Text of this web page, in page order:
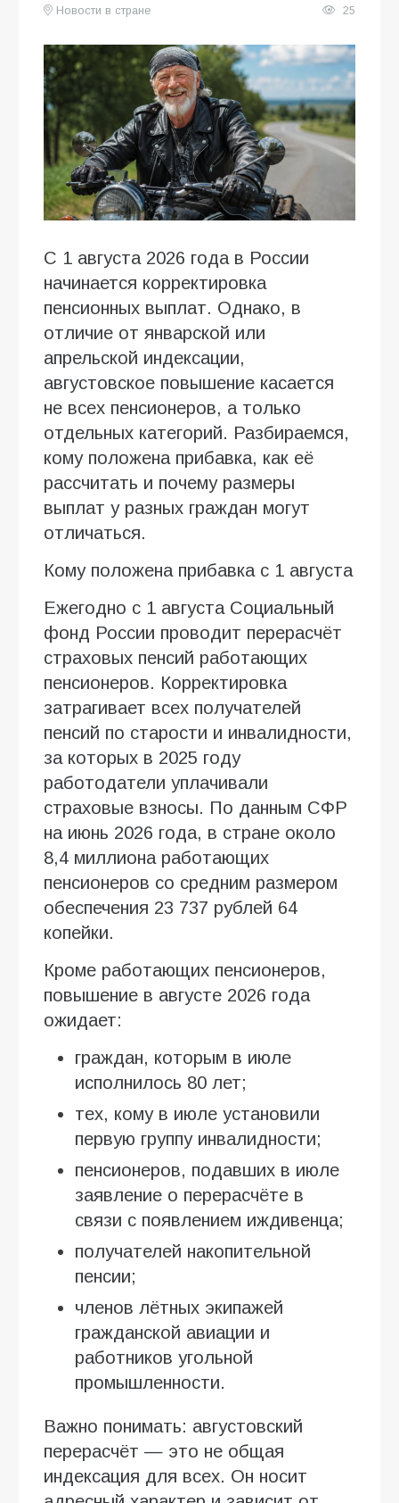
Новости в стране
25
С 1 августа 2026 года в России
начинается корректировка
пенсионных выплат. Однако, в
отличие от январской или
апрельской индексации,
августовское повышение касается
не всех пенсионеров, а только
отдельных категорий. Разбираемся,
кому положена прибавка, как её
рассчитать и почему размеры
выплат у разных граждан могут
отличаться.
Кому положена прибавка с 1 августа
Ежегодно с 1 августа Социальный
фонд России проводит перерасчёт
страховых пенсий работающих
пенсионеров. Корректировка
затрагивает всех получателей
пенсий по старости и инвалидности,
за которых в 2025 году
работодатели уплачивали
страховые взносы. По данным СФР
на июнь 2026 года, в стране около
8,4 миллиона работающих
пенсионеров со средним размером
обеспечения 23 737 рублей 64
копейки.
Кроме работающих пенсионеров,
повышение в августе 2026 года
ожидает:
граждан, которым в июле
исполнилось 80 лет;
тех, кому в июле установили
первую группу инвалидности;
пенсионеров, подавших в июле
заявление о перерасчёте в
связи с появлением иждивенца;
получателей накопительной
пенсии;
членов лётных экипажей
гражданской авиации и
работников угольной
промышленности.
Важно понимать: августовский
перерасчёт — это не общая
индексация для всех. Он носит